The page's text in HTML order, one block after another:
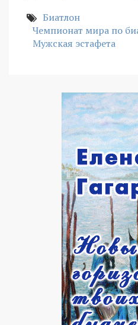
Биатлон
Чемпионат мира по
Мужская эстафета